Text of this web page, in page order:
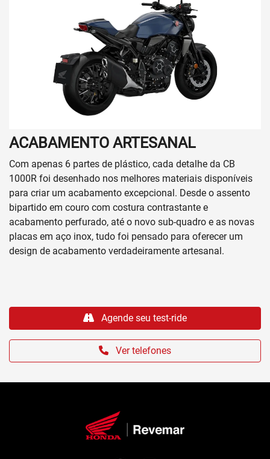
ACABAMENTO ARTESANAL
Com apenas 6 partes de plástico, cada detalhe da CB
1000R foi desenhado nos melhores materiais disponíveis
para criar um acabamento excepcional. Desde o assento
bipartido em couro com costura contrastante e
acabamento perfurado, até o novo sub-quadro e as novas
placas em aço inox, tudo foi pensado para oferecer um
design de acabamento verdadeiramente artesanal.
Ver telefones
Agende seu test-ride